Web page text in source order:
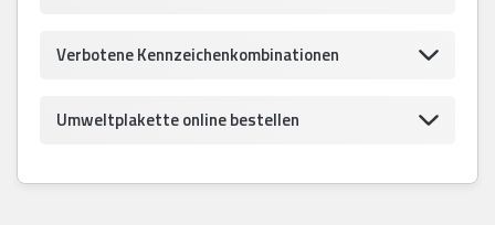
Verbotene Kennzeichenkombinationen
Umweltplakette online bestellen